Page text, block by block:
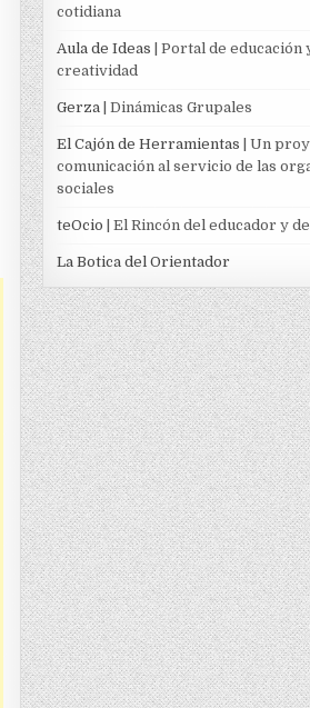
cotidiana
Aula de Ideas | Portal de educación
creatividad
Gerza| Dinámicas Grupales
El Cajón de Herramientas | Un
comunicación al servicio de las
sociales
teOcio | El Rincón del educador y
La Botica del Orientador